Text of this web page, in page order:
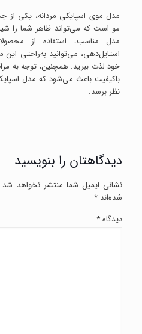
مدل موی اسپایکی مردانه، یکی از
مو است که می‌تواند ظاهر شما را
مدل مناسب، استفاده از
استایل‌دهی، می‌توانید به‌راحتی
خود لذت ببرید. همچنین، توجه به
باکیفیت باعث می‌شود که مدل
نظر برسد.
دیدگاهتان را بنویسید
نشانی ایمیل شما منتشر نخواهد شد.
شده‌اند *
دیدگاه*